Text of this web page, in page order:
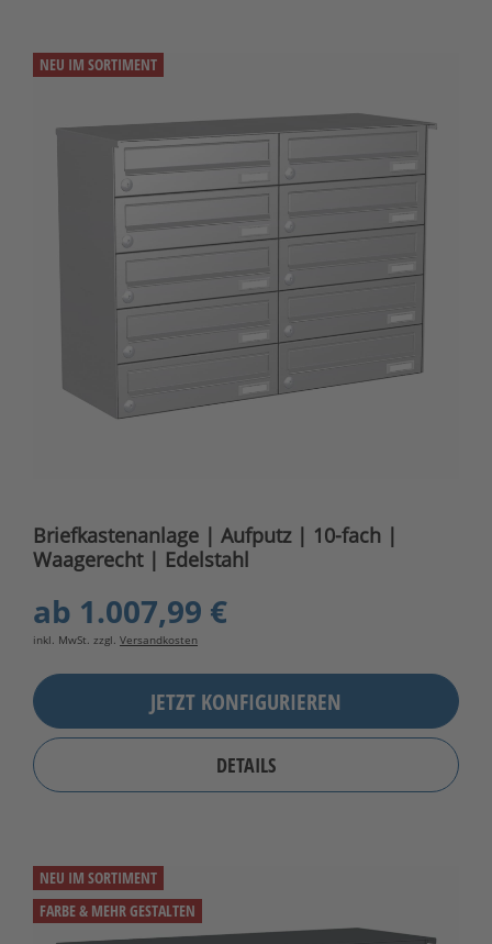
NEU IM SORTIMENT
Briefkastenanlage | Aufputz | 10-fach |
Waagerecht | Edelstahl
ab 1.007,99 €
inkl. MwSt. zzgl. Versandkosten
JETZT KONFIGURIEREN
DETAILS
NEU IM SORTIMENT
FARBE & MEHR GESTALTEN